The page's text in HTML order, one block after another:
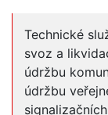
Technické
svoz a
údržbu
údržbu